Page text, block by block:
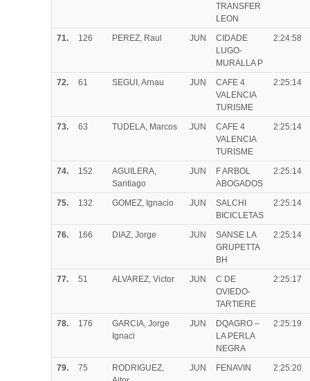
TRANSFER
LEON
71. 126 PEREZ, Raul JUN
CIDADE
LUGO-
MURALLA P
2:24:58
72. 61 SEGUI, Arnau JUN
CAFE 4
VALENCIA
TURISME
2:25:14
73. 63 TUDELA, Marcos JUN
CAFE 4
VALENCIA
TURISME
2:25:14
74. 152
AGUILERA,
Santiago
JUN
F ARBOL
ABOGADOS
2:25:14
75. 132 GOMEZ, Ignacio JUN
SALCHI
BICICLETAS
2:25:14
76. 166 DIAZ, Jorge JUN
SANSE LA
GRUPETTA
BH
2:25:14
77. 51 ALVAREZ, Victor JUN
C DE
OVIEDO-
TARTIERE
2:25:17
78. 176
GARCIA, Jorge
Ignaci
JUN
DQAGRO –
LA PERLA
NEGRA
2:25:19
79. 75
RODRIGUEZ,
JUN FENAVIN 2:25:20